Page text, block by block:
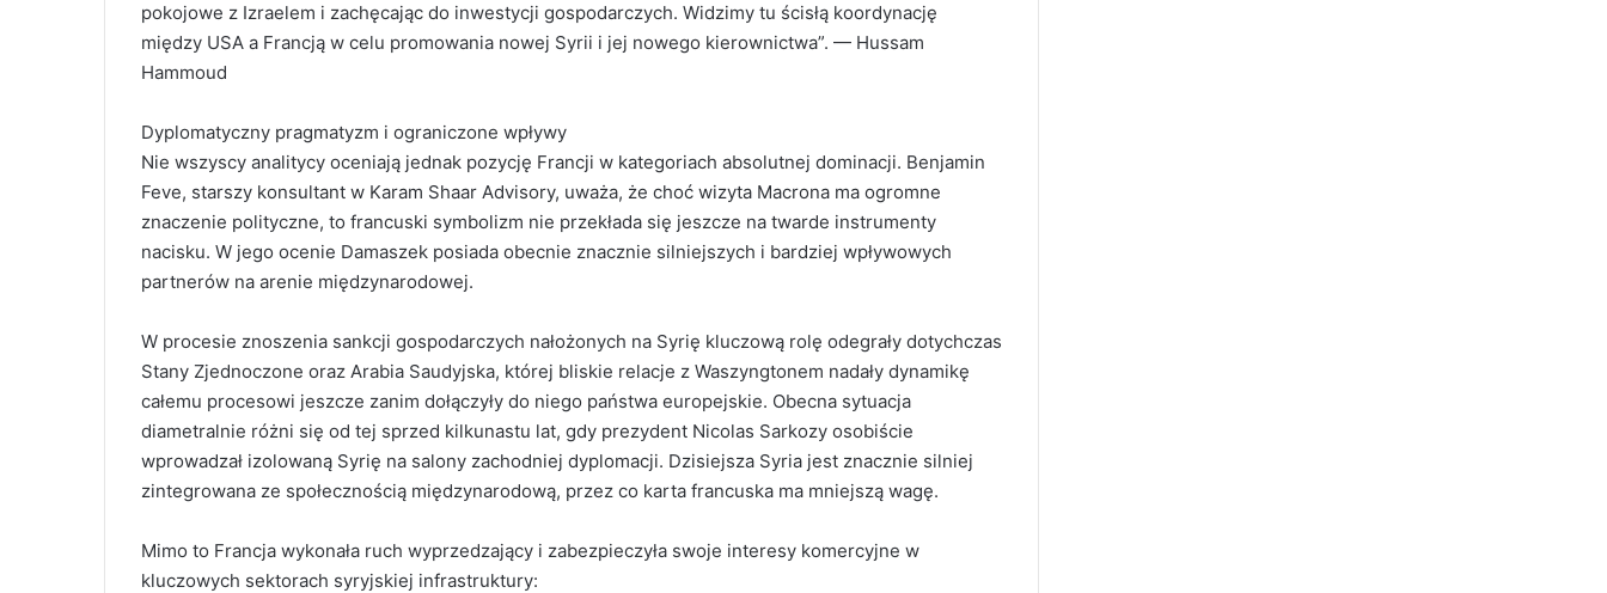
pokojowe z Izraelem i zachęcając do inwestycji gospodarczych. Widzimy tu ścisłą koordynację
między USA a Francją w celu promowania nowej Syrii i jej nowego kierownictwa”. — Hussam
Hammoud
Dyplomatyczny pragmatyzm i ograniczone wpływy
Nie wszyscy analitycy oceniają jednak pozycję Francji w kategoriach absolutnej dominacji. Benjamin
Feve, starszy konsultant w Karam Shaar Advisory, uważa, że choć wizyta Macrona ma ogromne
znaczenie polityczne, to francuski symbolizm nie przekłada się jeszcze na twarde instrumenty
nacisku. W jego ocenie Damaszek posiada obecnie znacznie silniejszych i bardziej wpływowych
partnerów na arenie międzynarodowej.
W procesie znoszenia sankcji gospodarczych nałożonych na Syrię kluczową rolę odegrały dotychczas
Stany Zjednoczone oraz Arabia Saudyjska, której bliskie relacje z Waszyngtonem nadały dynamikę
całemu procesowi jeszcze zanim dołączyły do niego państwa europejskie. Obecna sytuacja
diametralnie różni się od tej sprzed kilkunastu lat, gdy prezydent Nicolas Sarkozy osobiście
wprowadzał izolowaną Syrię na salony zachodniej dyplomacji. Dzisiejsza Syria jest znacznie silniej
zintegrowana ze społecznością międzynarodową, przez co karta francuska ma mniejszą wagę.
Mimo to Francja wykonała ruch wyprzedzający i zabezpieczyła swoje interesy komercyjne w
kluczowych sektorach syryjskiej infrastruktury: